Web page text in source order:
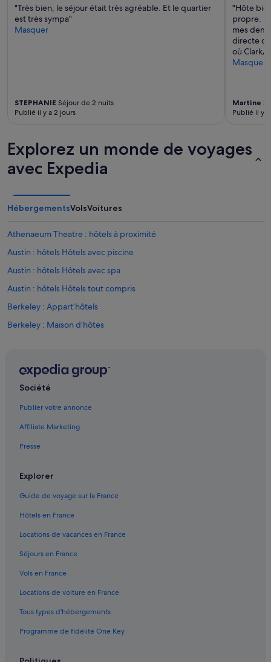
"Très bien, le séjour était très agréable. Et le quartier
est très sympa"
Masquer
STEPHANIE Séjour de 2 nuits
Publié il y a 2 jours
"Hôte
propre.
mes
directe
où Clark/
Masquer
Martine
Publié il y a
Explorez un monde de voyages
avec Expedia
HébergementsVolsVoitures
Athenaeum Theatre : hôtels à proximité
Austin : hôtels Hôtels avec piscine
Austin : hôtels Hôtels avec spa
Austin : hôtels Hôtels tout compris
Berkeley : Appart’hôtels
Berkeley : Maison d’hôtes
Buena Park : hôtels Hôtels avec spa
Centre-Ville de Chicago : hôtels
Chicago : Appart’hôtels
Chicago : Maison d’hôtes
Chicago History Museum : hôtels à proximité
Chicago : Hôtels capsule
Chicago : hôtels Hôtels avec piscine
Chicago : hôtels Hôtels de plage
Société
Publier votre annonce
Affiliate Marketing
Presse
Explorer
Guide de voyage sur la France
Hôtels en France
Locations de vacances en France
Séjours en France
Vols en France
Locations de voiture en France
Tous types d'hébergements
Programme de fidélité One Key